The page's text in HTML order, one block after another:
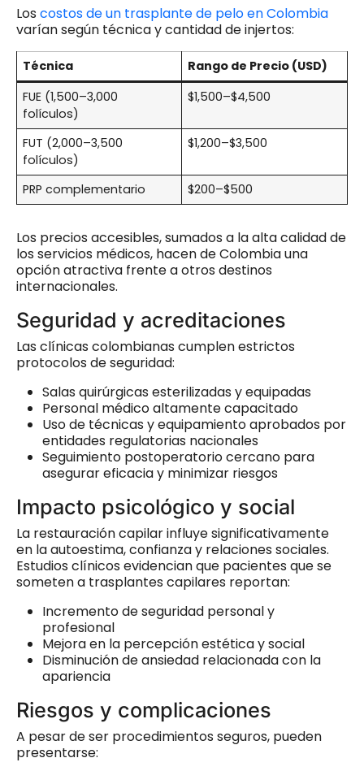
Los costos de un trasplante de pelo en Colombia
varían según técnica y cantidad de injertos:
Técnica
Rango de Precio (USD)
FUE (1,500–3,000
folículos)
$1,500–$4,500
FUT (2,000–3,500
folículos)
$1,200–$3,500
PRP complementario $200–$500
Los precios accesibles, sumados a la alta calidad de
los servicios médicos, hacen de Colombia una
opción atractiva frente a otros destinos
internacionales.
Seguridad y acreditaciones
Las clínicas colombianas cumplen estrictos
protocolos de seguridad:
Salas quirúrgicas esterilizadas y equipadas
Personal médico altamente capacitado
Uso de técnicas y equipamiento aprobados por
entidades regulatorias nacionales
Seguimiento postoperatorio cercano para
asegurar eficacia y minimizar riesgos
Impacto psicológico y social
La restauración capilar influye significativamente
en la autoestima, confianza y relaciones sociales.
Estudios clínicos evidencian que pacientes que se
someten a trasplantes capilares reportan:
Incremento de seguridad personal y
profesional
Mejora en la percepción estética y social
Disminución de ansiedad relacionada con la
apariencia
Riesgos y complicaciones
A pesar de ser procedimientos seguros, pueden
presentarse: